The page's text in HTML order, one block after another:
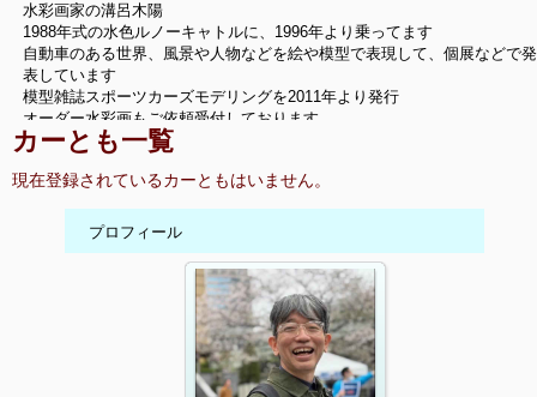
水彩画家の溝呂木陽
1988年式の水色ルノーキャトルに、1996年より乗ってます
自動車のある世界、風景や人物などを絵や模型で表現して、個展などで発
表しています
模型雑誌スポーツカーズモデリングを2011年より発行
オーダー水彩画もご依頼受付しております
カーとも一覧
現在登録されているカーともはいません。
プロフィール